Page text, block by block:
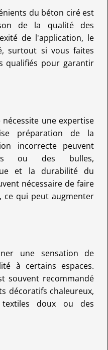
du béton ciré est
de la qualité des
de l'application, le
surtout si vous faites
qualifiés pour garantir
une expertise
préparation de la
incorrecte peuvent
ou des bulles,
et la durabilité du
nécessaire de faire
ce qui peut augmenter
une sensation de
à certains espaces.
souvent recommandé
décoratifs chaleureux,
doux ou des